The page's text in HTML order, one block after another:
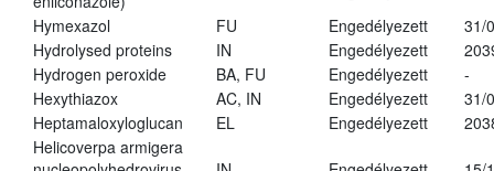
Hymexazol
FU Engedélyezett
31/
Hydrolysed proteins
IN Engedélyezett
Hydrogen peroxide
BA, FU Engedélyezett
-
Hexythiazox
AC, IN Engedélyezett
31/
Heptamaloxyloglucan
EL Engedélyezett
Helicoverpa armigera